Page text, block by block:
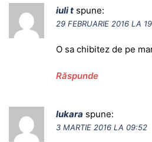
iuli t spune:
29 FEBRUARIE 2016 LA
O sa chibitez de pe
Răspunde
lukara spune:
3 MARTIE 2016 LA 09:52